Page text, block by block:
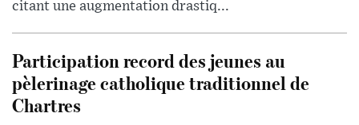
citant une augmentation drastiq...
Participation record des jeunes au
pèlerinage catholique traditionnel de
Chartres